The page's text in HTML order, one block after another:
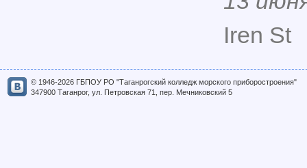
Iren St
© 1946-2026 ГБПОУ РО "Таганрогский колледж морского приборостроения"
347900 Таганрог, ул. Петровская 71, пер. Мечниковский 5